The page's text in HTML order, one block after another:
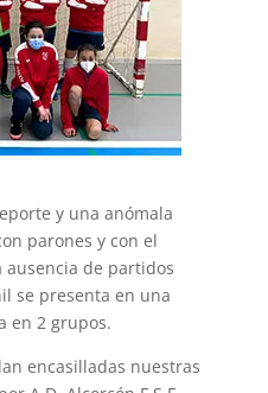
y una anómala
parones y con el
de partidos
se presenta en una
en 2 grupos.
encasilladas nuestras